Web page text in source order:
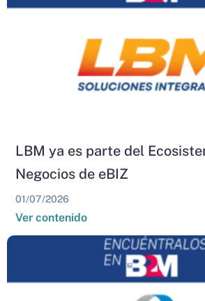
LBM ya es parte del
Negocios de eBIZ
01/07/2026
Ver contenido